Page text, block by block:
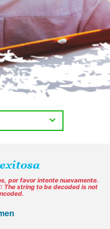
por favor intente nuevamente.
The string to be decoded is not